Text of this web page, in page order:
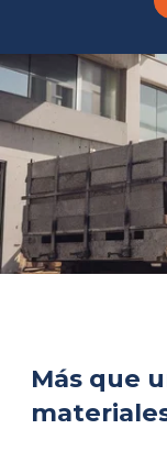
Más que